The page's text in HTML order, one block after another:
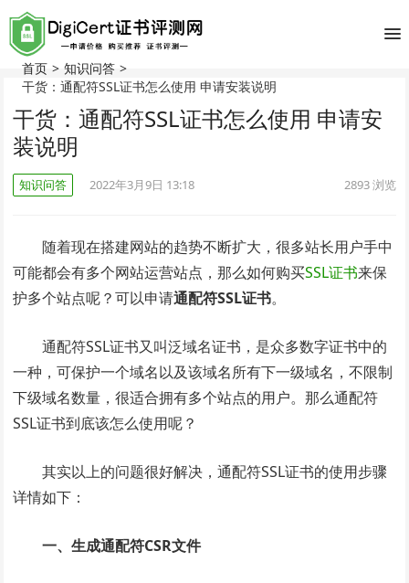
首页 > 知识问答 >
干货：通配符SSL证书怎么使用 申请安装说明
干货：通配符SSL证书怎么使用 申请安
装说明
知识问答 2022年3月9日 13:18 2893浏览
随着现在搭建网站的趋势不断扩大，很多站长用户手中
可能都会有多个网站运营站点，那么如何购买SSL证书来保
护多个站点呢？可以申请通配符SSL证书。
通配符SSL证书又叫泛域名证书，是众多数字证书中的
一种，可保护一个域名以及该域名所有下一级域名，不限制
下级域名数量，很适合拥有多个站点的用户。那么通配符
SSL证书到底该怎么使用呢？
其实以上的问题很好解决，通配符SSL证书的使用步骤
详情如下：
一、生成通配符CSR文件